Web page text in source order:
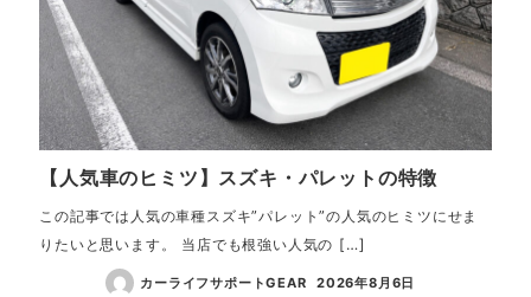
【人気車のヒミツ】スズキ・パレットの特徴
この記事では人気の車種スズキ”パレット”の人気のヒミツにせま
りたいと思います。 当店でも根強い人気の […]
カーライフサポートGEAR 2026年8月6日